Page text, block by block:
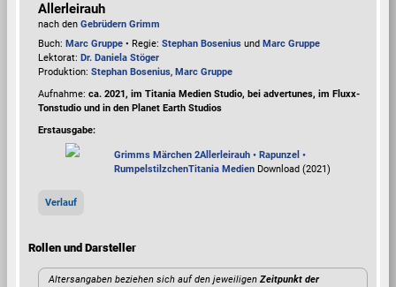
Allerleirauh
nach denGebrüdern Grimm
Buch: Marc Gruppe • Regie:Stephan Bosenius und Marc Gruppe
Lektorat: Dr. Daniela Stöger
Produktion:Stephan Bosenius, Marc Gruppe
Aufnahme:ca. 2021, im Titania Medien Studio, bei advertunes, im Fluxx-
Tonstudio und in den Planet Earth Studios
Erstausgabe:
Grimms Märchen 2Allerleirauh • Rapunzel •
RumpelstilzchenTitania Medien Download (2021)
Verlauf
Rollen und Darsteller
Altersangaben beziehen sich auf den jeweiligenZeitpunkt der